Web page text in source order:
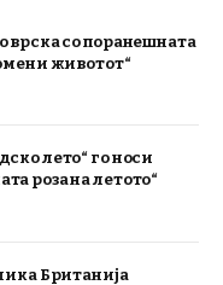
врска со поранешната
животот“
лето“ го носи
роза на летото“
Британија